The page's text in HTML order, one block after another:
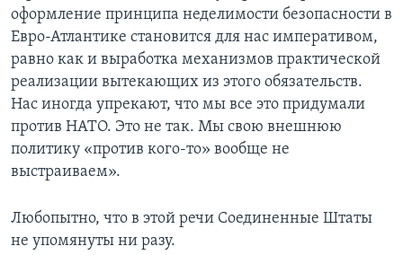
оформление принципа неделимости безопасности в
Евро-Атлантике становится для нас императивом,
равно как и выработка механизмов практической
реализации вытекающих из этого обязательств.
Нас иногда упрекают, что мы все это придумали
против НАТО. Это не так. Мы свою внешнюю
политику «против кого-то» вообще не
выстраиваем».
Любопытно, что в этой речи Соединенные Штаты
не упомянуты ни разу.